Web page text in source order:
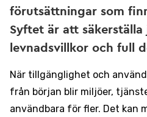
förutsättningar som
Syftet är att säkerställa
levnadsvillkor och full
När tillgänglighet och
från början blir miljöer,
användbara för fler. Det kan